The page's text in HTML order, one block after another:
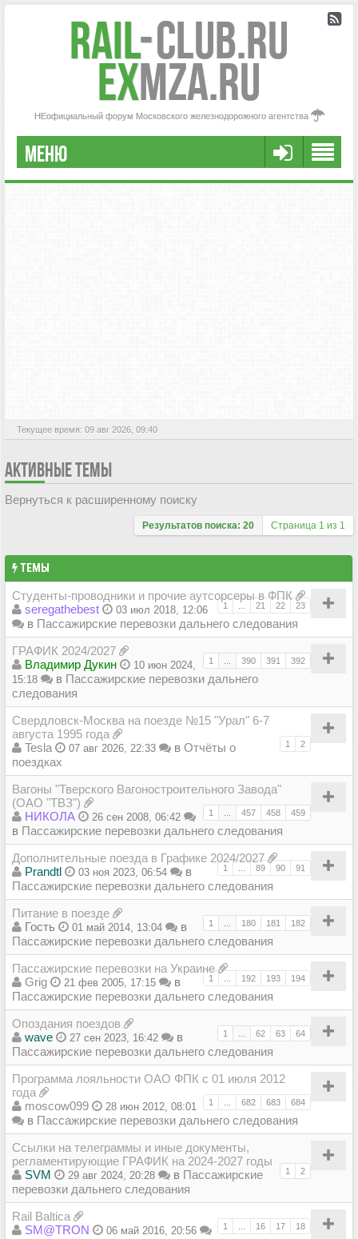
Rail-Club.RU
exMZA.RU
НЕофициальный форум Московского железнодорожного агентства
МЕНЮ
РЕГИСТРАЦИЯ
Текущее время: 09 авг 2026, 09:40
АКТИВНЫЕ ТЕМЫ
Вернуться к расширенному поиску
Результатов поиска: 20 Страница 1 из 1
ТЕМЫ
Студенты-проводники и прочие аутсорсеры в ФПК
1 ... 21 22 23
seregathebest 03 июл 2018, 12:06
в Пассажирские перевозки дальнего следования
ГРАФИК 2024/2027
1 390 391 392
Владимир Дукин
10 июн 2024,
15:18
в Пассажирские перевозки дальнего
следования
Свердловск-Москва на поезде №15 "Урал" 6-7
августа 1995 года
1 2
Tesla 07 авг 2026, 22:33 в Отчёты о
поездках
Вагоны "Тверского Вагоностроительного Завода"
(ОАО "ТВЗ")
1 457 458 459
НИКОЛА 26 сен 2008, 06:42
в Пассажирские перевозки дальнего следования
Дополнительные поезда в Графике 2024/2027
1 89 90 91
Prandtl 03 ноя 2023, 06:54
в
Пассажирские перевозки дальнего следования
Питание в поезде
1 180 181 182
Гость 01 май 2014, 13:04
в
Пассажирские перевозки дальнего следования
Пассажирские перевозки на Украине
1 192 193 194
Grig 21 фев 2005, 17:15
в
Пассажирские перевозки дальнего следования
Опоздания поездов
1 62 63 64
wave 27 сен 2023, 16:42
в
Пассажирские перевозки дальнего следования
Программа лояльности ОАО ФПК с 01 июля 2012
года
1 682 683 684
moscow099 28 июн 2012, 08:01
в Пассажирские перевозки дальнего следования
Ссылки на телеграммы и иные документы,
регламентирующие ГРАФИК на 2024-2027 годы
1 2
SVM 29 авг 2024, 20:28 в Пассажирские
перевозки дальнего следования
Rail Baltica
1 16 17 18
SM@TRON 06 май 2016, 20:56